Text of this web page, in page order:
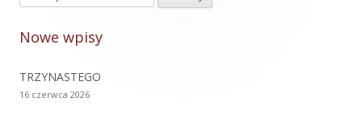
panel
boczny
Nowe wpisy
TRZYNASTEGO
16 czerwca 2026